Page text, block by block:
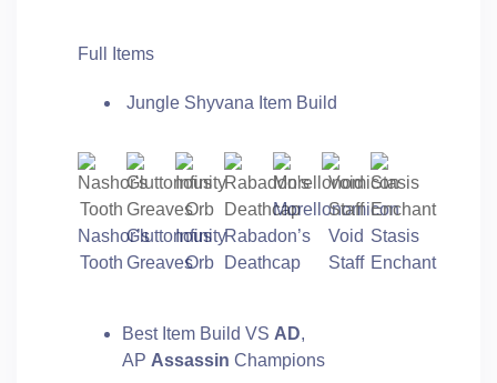
Full Items
Jungle Shyvana Item Build
Nashor’s
Tooth
Gluttonous
Greaves
Infinity
Orb
Rabadon’s
Deathcap
Morellonomicon
Void
Staff
Stasis
Enchant
Best Item Build VS AD,
AP Assassin Champions